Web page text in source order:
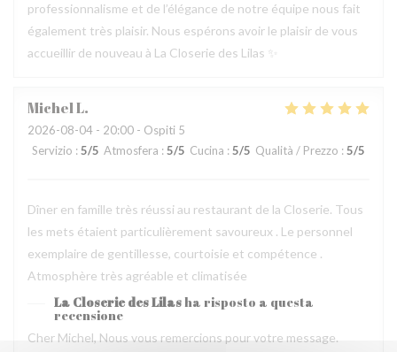
professionnalisme et de l’élégance de notre équipe nous fait
également très plaisir. Nous espérons avoir le plaisir de vous
accueillir de nouveau à La Closerie des Lilas ✨
MichelL
2026-08-04 - 20:00 - Ospiti 5
Servizio : 5/5 Atmosfera : 5/5 Cucina : 5/5 Qualità / Prezzo : 5/5
Dîner en famille très réussi au restaurant de la Closerie. Tous
les mets étaient particulièrement savoureux . Le personnel
exemplaire de gentillesse, courtoisie et compétence .
Atmosphère très agréable et climatisée
La Closerie des Lilasha risposto a questa
recensione
Cher Michel, Nous vous remercions pour votre message.